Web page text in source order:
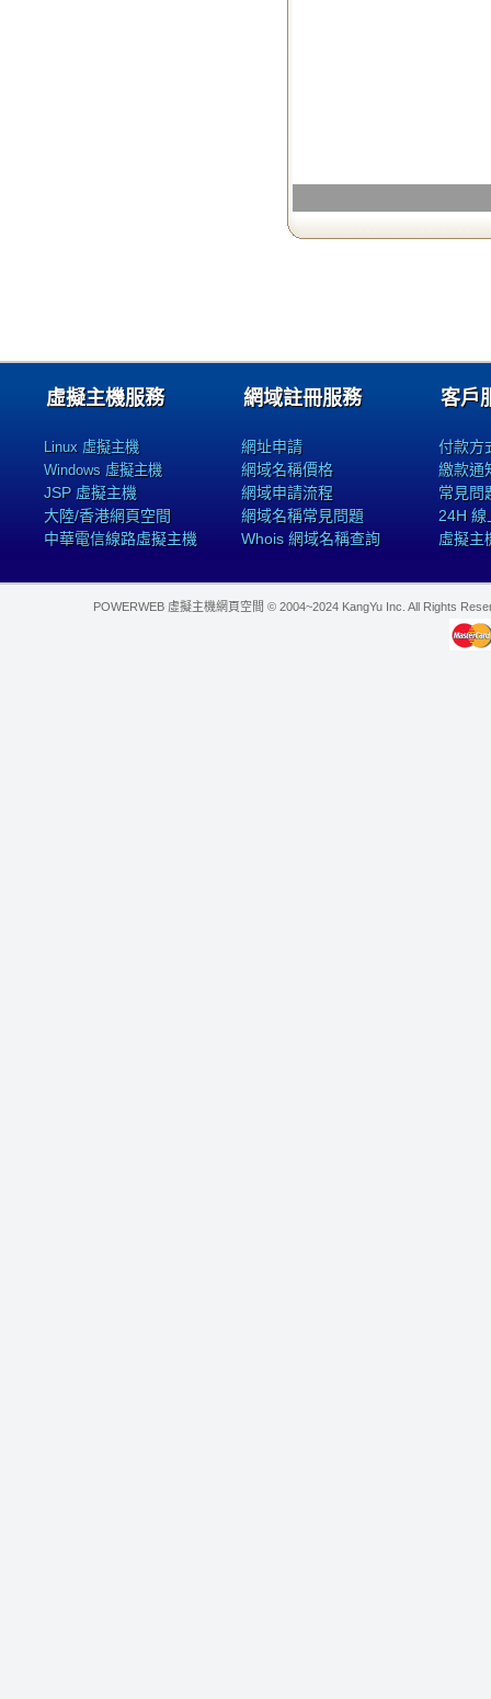
虛擬主機服務
Linux 虛擬主機
Windows 虛擬主機
JSP 虛擬主機
大陸/香港網頁空間
中華電信線路虛擬主機
網域註冊服務
網址申請
網域名稱價格
網域申請流程
網域名稱常見問題
Whois 網域名稱查詢
客戶
付款方
繳款通
常見問
24H 線
虛擬主
POWERWEB 虛擬主機網頁空間 © 2004~2024 KangYu Inc. All Rights